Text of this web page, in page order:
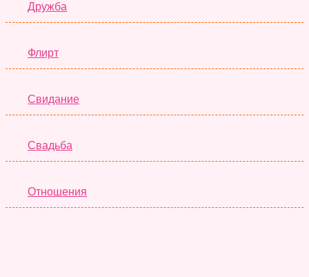
Дружба
Флирт
Свидание
Свадьба
Отношения